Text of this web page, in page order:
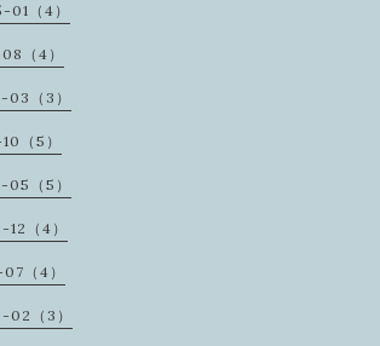
01（4）
（4）
03（3）
（5）
05（5）
（4）
（4）
02（3）